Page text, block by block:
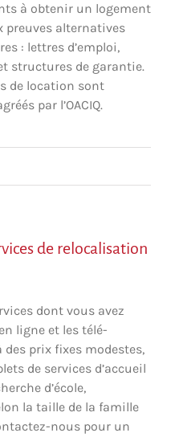
à obtenir un logement
preuves alternatives
: lettres d’emploi,
structures de garantie.
de location sont
par l’OACIQ.
de relocalisation
dont vous avez
ligne et les télé-
prix fixes modestes,
de services d’accueil
d’école,
la taille de la famille
nous pour un